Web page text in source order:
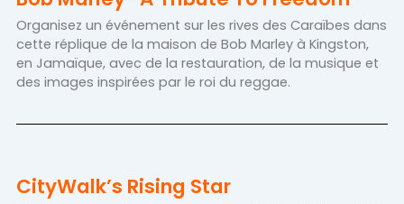
Organisez un événement sur les rives des Caraïbes dans
cette réplique de la maison de Bob Marley à Kingston,
en Jamaïque, avec de la restauration, de la musique et
des images inspirées par le roi du reggae.
CityWalk’s Rising Star